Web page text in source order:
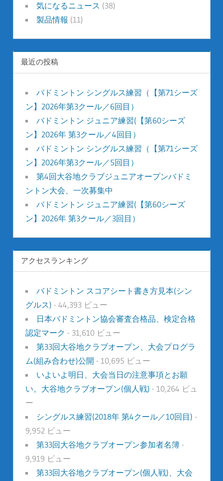
気になるニュース (38)
製品情報 (11)
最近の投稿
バドミントン シングルス練習（【第71シーズ
ン】2026年第3クール／6回目）
バドミントン ジュニア練習(【第60シーズ
ン】2026年 第3クール／4回目）
バドミントン シングルス練習（【第71シーズ
ン】2026年第3クール／5回目）
第4回大谷地クラブジュニアオープンバドミ
ントン大会、一次募集中
バドミントン ジュニア練習(【第60シーズ
ン】2026年 第3クール／3回目）
アクセスランキング
バドミントン スコアシート書き方見本(シン
グルス) - 44,393 ビュー
日本バドミントン協会審査合格品、検定合格
認定マーク - 31,610 ビュー
第33回大谷地クラブオープン、大会プログラ
ム(組み合わせ)公開 - 10,695 ビュー
いよいよ明日、大会当日の注意事項とお願
い。大谷地クラブオープン(個人戦) - 10,264 ビュ
ー
シングルス練習(2018年 第4クール／10回目) -
9,952 ビュー
第33回大谷地クラブオープン参加者名簿-
9,919 ビュー
第33回大谷地クラブオープン(個人戦)、大会